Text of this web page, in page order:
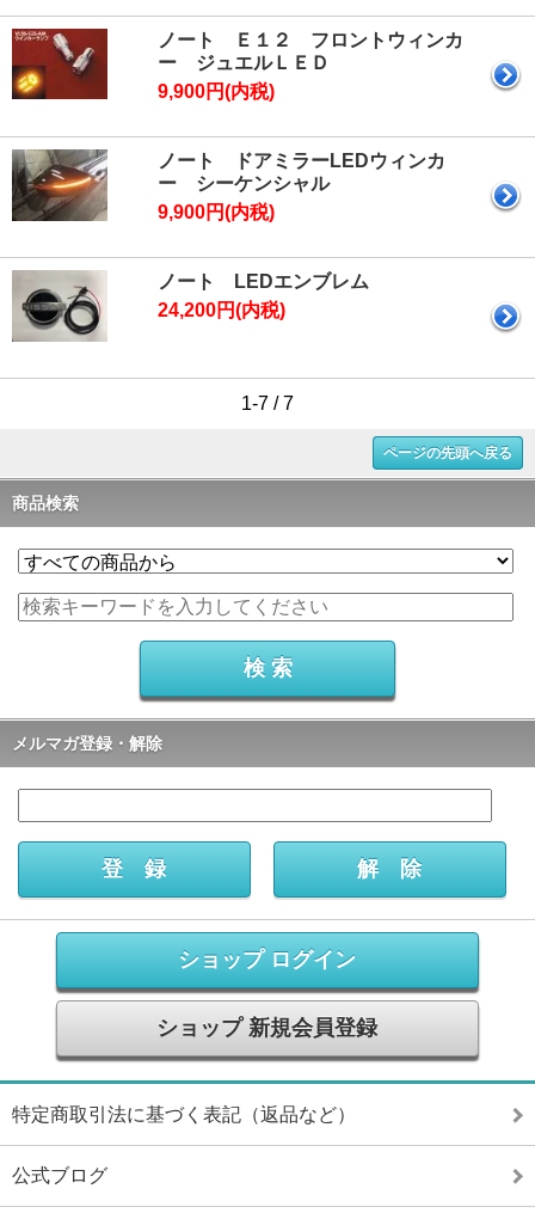
ノート Ｅ１２ フロントウィンカ
ー ジュエルＬＥＤ
9,900円(内税)
ノート ドアミラーLEDウィンカ
ー シーケンシャル
9,900円(内税)
ノート LEDエンブレム
24,200円(内税)
1-7 / 7
ページの先頭へ戻る
商品検索
メルマガ登録・解除
ショップ ログイン
ショップ 新規会員登録
特定商取引法に基づく表記（返品など）
公式ブログ